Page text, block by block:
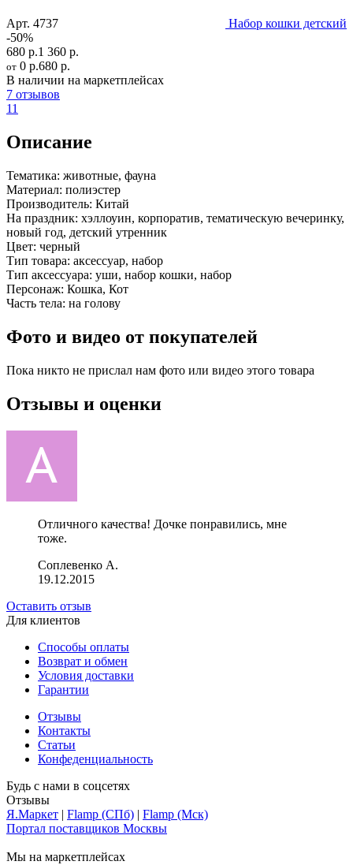
Арт. 4737
Набор кошки детский
-50%
680 р.1 360 р.
от 0 р.680 р.
В наличии на маркетплейсах
7 отзывов
11
Описание
Тематика: животные, фауна
Материал: полиэстер
Производитель: Китай
На праздник: хэллоуин, корпоратив, тематическую вечеринку,
новый год, детский утренник
Цвет: черный
Тип товара: аксессуар, набор
Тип аксессуара: уши, набор кошки, набор
Персонаж: Кошка, Кот
Часть тела: на голову
Фото и видео от покупателей
Пока никто не прислал нам фото или видео этого товара
Отзывы и оценки
Отличного качества! Дочке понравились, мне
тоже.
Соплевенко А.
19.12.2015
Оставить отзыв
Для клиентов
Способы оплаты
Возврат и обмен
Условия доставки
Гарантии
Отзывы
Контакты
Статьи
Конфеденциальность
Будь с нами в соцсетях
Отзывы
Я.Маркет | Flamp (СПб) | Flamp (Мск)
Портал поставщиков Москвы
Мы на маркетплейсах